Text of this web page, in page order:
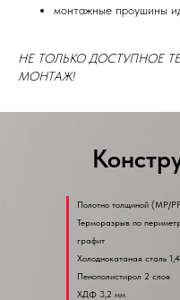
монтажные проушины
НЕ ТОЛЬКО ДОСТУПНОЕ
МОНТАЖ!
Полотно толщиной (MP/
Терморазрыв по
графит
Холоднокатаная сталь
Пенополистирол 2 слоя
ХДФ 3,2 мм